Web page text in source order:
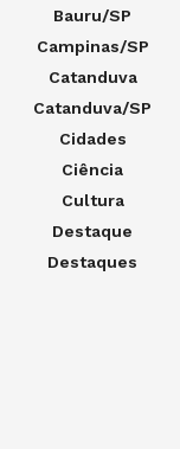
Bauru/SP
Campinas/SP
Catanduva
Catanduva/SP
Cidades
Ciência
Cultura
Destaque
Destaques